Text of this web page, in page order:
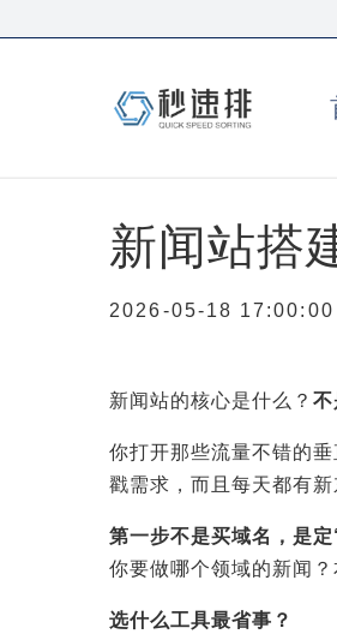
新闻站搭
2026-05-18 17:00:00
新闻站的核心是什么？ 不
你打开那些流量不错的
戳需求，而且每天都有新
第一步不是买域名，是定
你要做哪个领域的新闻
选什么工具最省事？